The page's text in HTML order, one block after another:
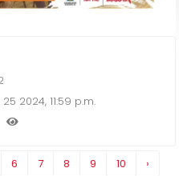
2024, 11:59 p.m.
6 7 8 9 10 ›